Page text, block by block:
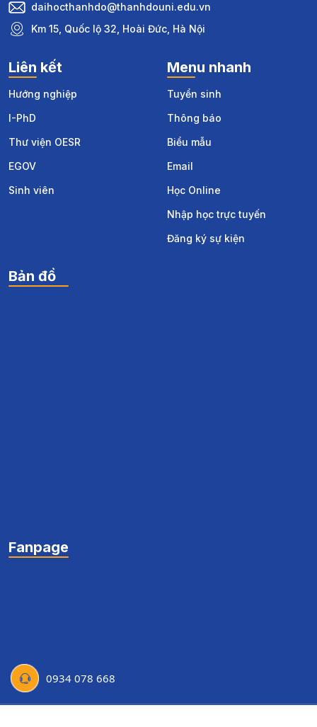
daihocthanhdo@thanhdouni.edu.vn
Km 15, Quốc lộ 32, Hoài Đức, Hà Nội
Liên kết
Hướng nghiệp
I-PhD
Thư viện OESR
EGOV
Sinh viên
Menu nhanh
Tuyển sinh
Thông báo
Biểu mẫu
Email
Học Online
Nhập học trực tuyến
Đăng ký sự kiện
Bản đồ
Fanpage
0934 078 668